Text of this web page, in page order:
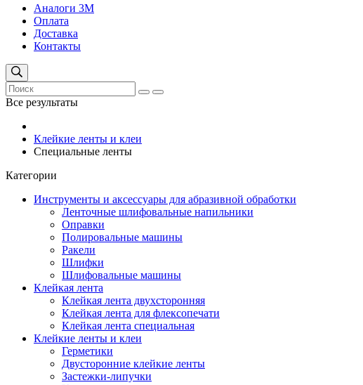
Аналоги 3М
Оплата
Доставка
Контакты
Все результаты
Клейкие ленты и клеи
Специальные ленты
Категории
Инструменты и аксессуары для абразивной обработки
Ленточные шлифовальные напильники
Оправки
Полировальные машины
Ракели
Шлифки
Шлифовальные машины
Клейкая лента
Клейкая лента двухсторонняя
Клейкая лента для флексопечати
Клейкая лента специальная
Клейкие ленты и клеи
Герметики
Двусторонние клейкие ленты
Застежки-липучки